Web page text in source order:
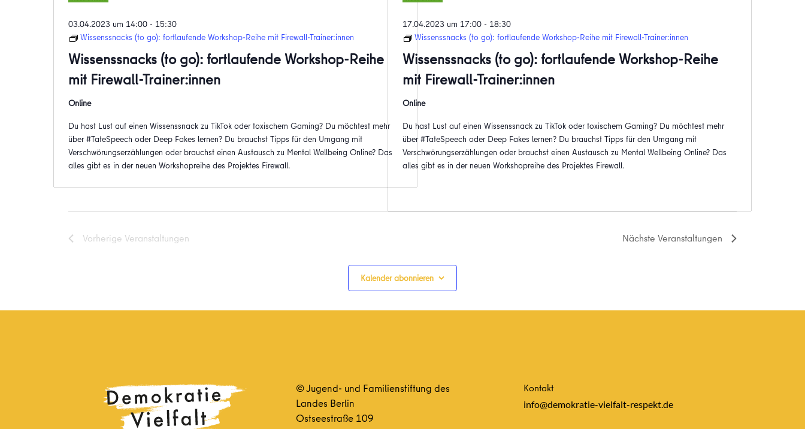
Wissenssnacks (to go): fortlaufende Workshop-Reihe
mit Firewall-Trainer:innen
03.04.2023 um 14:00 - 15:30
Wissenssnacks (to go): fortlaufende Workshop-Reihe mit Firewall-Trainer:innen
Online
Du hast Lust auf einen Wissenssnack zu TikTok oder toxischem Gaming? Du möchtest mehr
über #TateSpeech oder Deep Fakes lernen? Du brauchst Tipps für den Umgang mit
Verschwörungserzählungen oder brauchst einen Austausch zu Mental Wellbeing Online? Das
alles gibt es in der neuen Workshopreihe des Projektes Firewall.
Wissenssnacks (to go): fortlaufende Workshop-Reihe
mit Firewall-Trainer:innen
17.04.2023 um 17:00 - 18:30
Wissenssnacks (to go): fortlaufende Workshop-Reihe mit Firewall-Trainer:innen
Online
Du hast Lust auf einen Wissenssnack zu TikTok oder toxischem Gaming? Du möchtest mehr
über #TateSpeech oder Deep Fakes lernen? Du brauchst Tipps für den Umgang mit
Verschwörungserzählungen oder brauchst einen Austausch zu Mental Wellbeing Online? Das
alles gibt es in der neuen Workshopreihe des Projektes Firewall.
Vorherige Veranstaltungen Nächste Veranstaltungen
Kalender abonnieren
© Jugend- und Familienstiftung des
Landes Berlin
Ostseestraße 109
Kontakt
info@demokratie-vielfalt-respekt.de